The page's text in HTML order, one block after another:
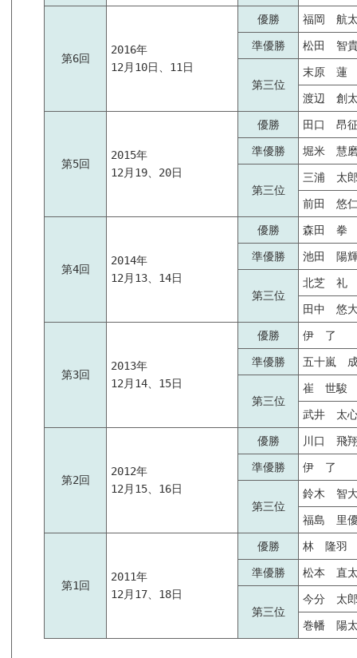
第6回
2016年
12月10日、11日
優勝 福岡 航
準優勝 松田 智
第三位
末原 蓮
渡辺 創
第5回
2015年
12月19、20日
優勝 田口 昂
準優勝 堀米 慧
第三位
三浦 太
前田 悠
第4回
2014年
12月13、14日
優勝 森田 拳
準優勝 池田 陽
第三位
北芝 礼
田中 悠
第3回
2013年
12月14、15日
優勝 伊 了
準優勝 五十嵐
第三位
崔 世駿
武井 太
第2回
2012年
12月15、16日
優勝 川口 飛
準優勝 伊 了
第三位
鈴木 智
福島 里
第1回
2011年
12月17、18日
優勝 林 隆羽
準優勝 松本 直
第三位
今分 太
巻幡 陽